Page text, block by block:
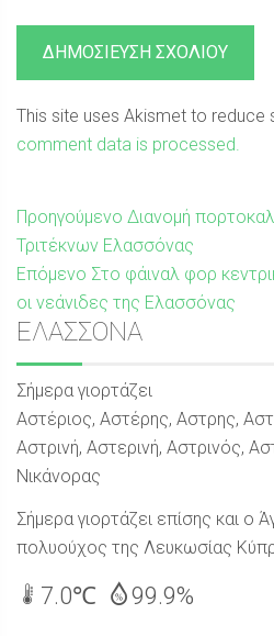
This site uses Akismet to reduce
comment data is processed.
Πλοήγηση
άρθρων
Προηγούμενο Προηγούμενη
δημοσίευση:
Διανομή
Τριτέκνων Ελασσόνας
Επόμενο Επόμενη
δημοσίευση:
Στο φάιναλ φορ
οι νεάνιδες της Ελασσόνας
Sidebar
ΕΛΑΣΣΟΝΑ
Σήμερα γιορτάζει
Αστέριος, Αστέρης, Αστρης,
Αστρινή, Αστερινή, Αστρινός,
Νικάνορας
Σήμερα γιορτάζει επίσης και ο
πολυούχος της Λευκωσίας
7.0℃ 99.9%